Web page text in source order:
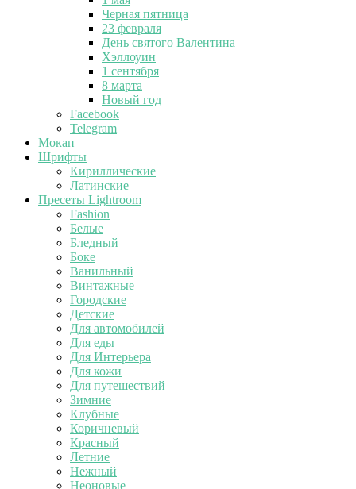
Черная пятница
23 февраля
День святого Валентина
Хэллоуин
1 сентября
8 марта
Новый год
Facebook
Telegram
Мокап
Шрифты
Кириллические
Латинские
Пресеты Lightroom
Fashion
Белые
Бледный
Боке
Ванильный
Винтажные
Городские
Детские
Для автомобилей
Для еды
Для Интерьера
Для кожи
Для путешествий
Зимние
Клубные
Коричневый
Красный
Летние
Нежный
Неоновые